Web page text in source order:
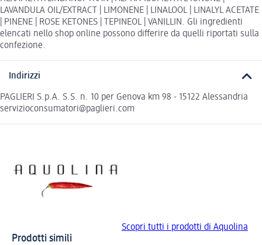
LAVANDULA OIL/EXTRACT | LIMONENE | LINALOOL | LINALYL ACETATE
| PINENE | ROSE KETONES | TEPINEOL | VANILLIN. Gli ingredienti
elencati nello shop online possono differire da quelli riportati sulla
confezione.
Indirizzi
PAGLIERI S.p.A. S.S. n. 10 per Genova km 98 - 15122 Alessandria
servizioconsumatori@paglieri.com
Scopri tutti i prodotti di Aquolina
Prodotti simili